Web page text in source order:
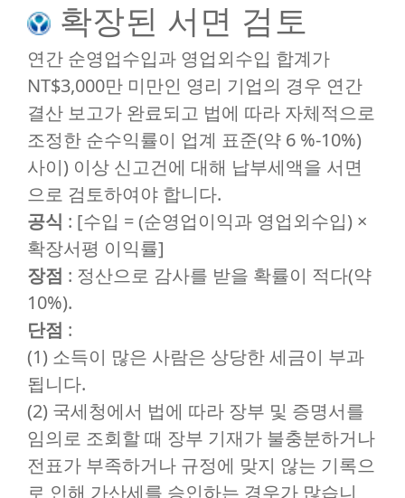
확장된 서면 검토
연간 순영업수입과 영업외수입 합계가
NT$3,000만 미만인 영리 기업의 경우 연간
결산 보고가 완료되고 법에 따라 자체적으로
조정한 순수익률이 업계 표준(약 6 %-10%)
사이) 이상 신고건에 대해 납부세액을 서면
으로 검토하여야 합니다.
공식 : [수입 = (순영업이익과 영업외수입) ×
확장서평 이익률]
장점 : 정산으로 감사를 받을 확률이 적다(약
10%).
단점 :
(1) 소득이 많은 사람은 상당한 세금이 부과
됩니다.
(2) 국세청에서 법에 따라 장부 및 증명서를
임의로 조회할 때 장부 기재가 불충분하거나
전표가 부족하거나 규정에 맞지 않는 기록으
로 인해 가산세를 승인하는 경우가 많습니